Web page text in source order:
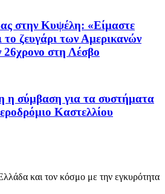
στην Κυψέλη: «Είμαστε
το ζευγάρι των Αμερικανών
26χρονο στη Λέσβο
η σύμβαση για τα συστήματα
Καστελλίου
και τον κόσμο με την εγκυρότητα